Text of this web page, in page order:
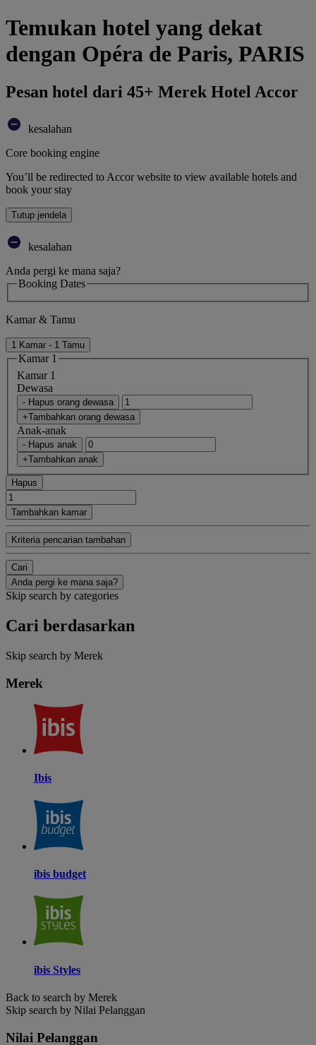
Temukan hotel yang dekat
dengan Opéra de Paris, PARIS
Pesan hotel dari 45+ Merek Hotel Accor
kesalahan
Core booking engine
You’ll be redirected to Accor website to view available hotels and
book your stay
Tutup jendela
kesalahan
Anda pergi ke mana saja?
Booking Dates
Kamar & Tamu
1 Kamar - 1 Tamu
Kamar 1
Kamar 1
Dewasa
- Hapus orang dewasa
+Tambahkan orang dewasa
Anak-anak
- Hapus anak
+Tambahkan anak
Hapus
Tambahkan kamar
Kriteria pencarian tambahan
Cari
Anda pergi ke mana saja?
Skip search by categories
Cari berdasarkan
Skip search by Merek
Merek
Ibis
ibis budget
ibis Styles
Back to search by Merek
Skip search by Nilai Pelanggan
Nilai Pelanggan